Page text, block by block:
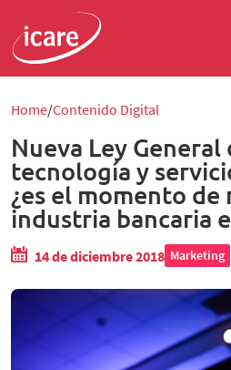
Home Contenido Digital
Nueva Ley General
tecnología y
¿es el momento
industria bancaria
14 de diciembre 2018 Marketing